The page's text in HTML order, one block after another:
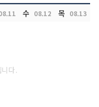
수 08.12 목 08.13
다.